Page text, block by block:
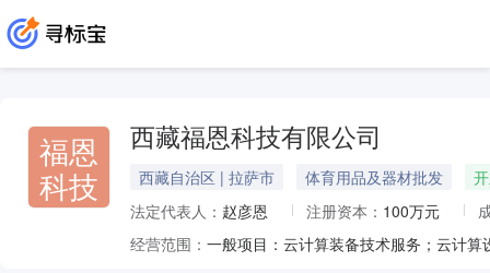
福恩
科技
西藏福恩科技有限公司
西藏自治区 | 拉萨市 体育用品及器材批发
法定代表人： 赵彦恩 注册资本： 100万元
经营范围：